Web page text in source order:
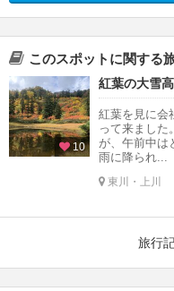
このスポットに関する
10
紅葉の大雪
紅葉を見に会
って来ました
が、午前中は
雨に降られ...
東川・上川
旅行